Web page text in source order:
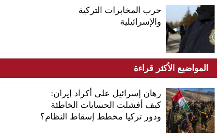
حرب المخابرات التركية
والإسرائيلية
المواضيع الأكثر قراءة
رهان إسرائيل على أكراد إيران:
كيف أفشلت الحسابات الخاطئة
ودور تركيا مخطط إسقاط النظام؟